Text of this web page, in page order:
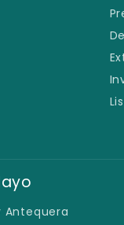
e/ España y